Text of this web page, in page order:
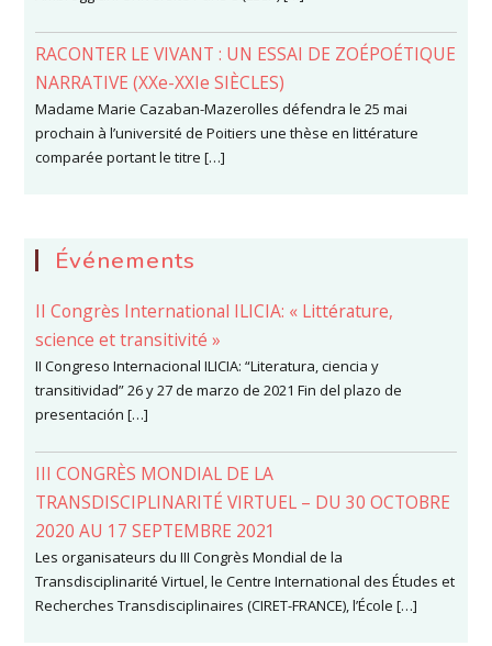
RACONTER LE VIVANT : UN ESSAI DE ZOÉPOÉTIQUE
NARRATIVE (XXe-XXIe SIÈCLES)
Madame Marie Cazaban-Mazerolles défendra le 25 mai
prochain à l’université de Poitiers une thèse en littérature
comparée portant le titre […]
Événements
II Congrès International ILICIA: « Littérature,
science et transitivité »
II Congreso Internacional ILICIA: “Literatura, ciencia y
transitividad” 26 y 27 de marzo de 2021 Fin del plazo de
presentación […]
III CONGRÈS MONDIAL DE LA
TRANSDISCIPLINARITÉ VIRTUEL – DU 30 OCTOBRE
2020 AU 17 SEPTEMBRE 2021
Les organisateurs du III Congrès Mondial de la
Transdisciplinarité Virtuel, le Centre International des Études et
Recherches Transdisciplinaires (CIRET-FRANCE), l’École […]